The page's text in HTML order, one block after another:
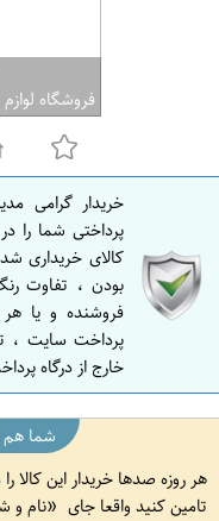
فروشگاه
خریدار گرامی
پرداختی شما
کالای خریداری
بودن ، تفاوت
فروشنده و یا
پرداخت سایت ،
خارج از درگاه
شما هم
هر روزه صدها خریدار این کالا
تامین کنید واقعا جای
نام و